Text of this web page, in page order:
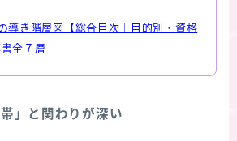
導き階層図【総合目次｜目的別・資格
全７層
」と関わりが深い